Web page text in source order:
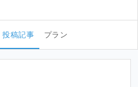
投稿記事 プラン